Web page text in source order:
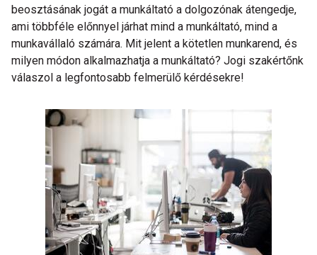
beosztásának jogát a munkáltató a dolgozónak átengedje,
ami többféle előnnyel járhat mind a munkáltató, mind a
munkavállaló számára. Mit jelent a kötetlen munkarend, és
milyen módon alkalmazhatja a munkáltató? Jogi szakértőnk
válaszol a legfontosabb felmerülő kérdésekre!